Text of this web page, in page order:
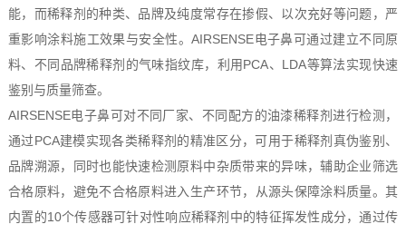
能，而稀释剂的种类、品牌及纯度常存在掺假、以次充好等问题，严
重影响涂料施工效果与安全性。AIRSENSE电子鼻可通过建立不同原
料、不同品牌稀释剂的气味指纹库，利用PCA、LDA等算法实现快速
鉴别与质量筛查。
AIRSENSE电子鼻可对不同厂家、不同配方的油漆稀释剂进行检测，
通过PCA建模实现各类稀释剂的精准区分，可用于稀释剂真伪鉴别、
品牌溯源，同时也能快速检测原料中杂质带来的异味，辅助企业筛选
合格原料，避免不合格原料进入生产环节，从源头保障涂料质量。其
内置的10个传感器可针对性响应稀释剂中的特征挥发性成分，通过传